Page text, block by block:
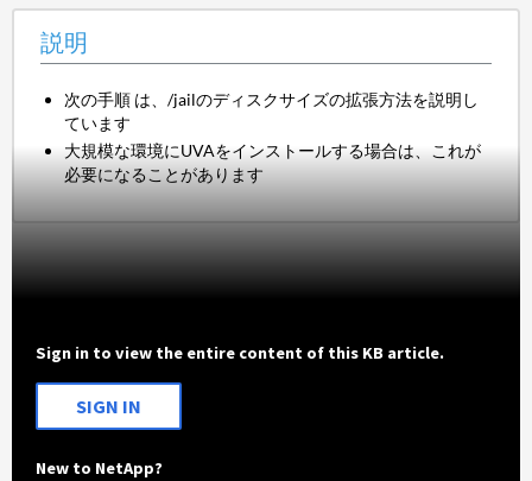
説明
次の手順 は、/jailのディスクサイズの拡張方法を説明し
ています
大規模な環境にUVAをインストールする場合は、これが
必要になることがあります
Sign in to view the entire content of this KB article.
SIGN IN
New to NetApp?